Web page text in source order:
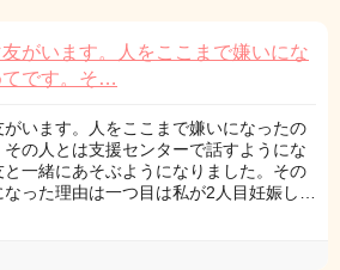
がいます。人をここまで嫌いにな
てです。そ…
がいます。人をここまで嫌いになったの
の人とは支援センターで話すようにな
と一緒にあそぶようになりました。その
った理由は一つ目は私が2人目妊娠し…